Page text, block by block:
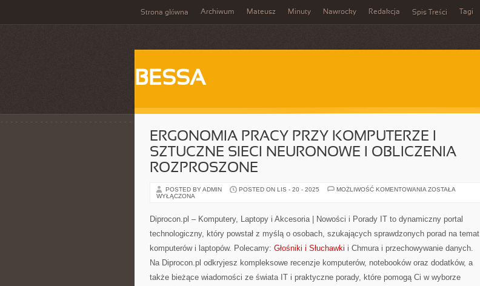
Strona główna Archiwum Mateusz Minuty Nawrocky Redakcja Spis Treści Tagi
BESSA
ERGONOMIA PRACY PRZY KOMPUTERZE I
SZTUCZNE SIECI NEURONOWE I OBLICZENIA
ROZPROSZONE
POSTED BY ADMIN POSTED ON LIS - 20 - 2025 MOŻLIWOŚĆ KOMENTOWANIA ERGONOMIA
SZTUCZNE
NEURONOWE
OBLICZENIA
ZOSTAŁA
WYŁĄCZONA
Diprocon.pl – Komputery, Laptopy i Akcesoria | Nowości i Porady IT to dynamiczny portal
technologiczny, który powstał z myślą o osobach, szukających sprawdzonych porad na temat
komputerów i laptopów. Polecamy: Głośniki i Słuchawki i Chmura i przechowywanie danych.
Na Diprocon.pl odkryjesz kompleksowe recenzje komputerów, notebooków oraz dodatków, a
także bieżące wiadomości ze świata IT i praktyczne porady, które pomogą Ci w wyborze